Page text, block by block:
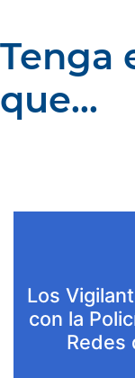
Tenga
que...
Los
con la
Redes